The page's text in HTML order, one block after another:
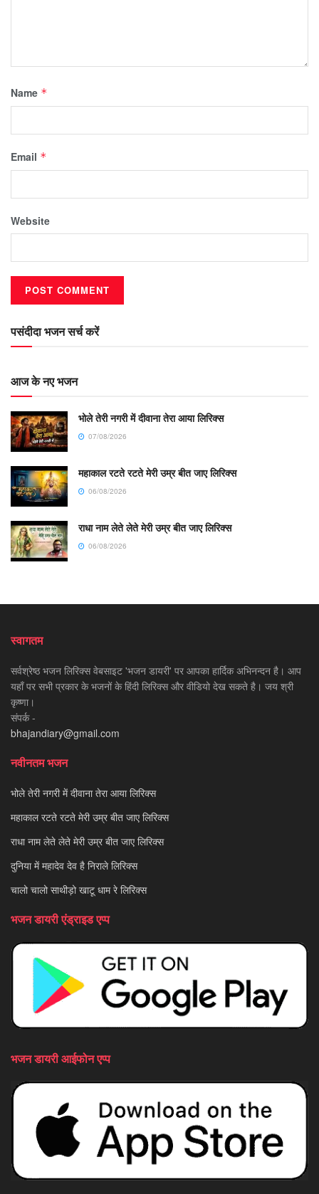
Name *
Email *
Website
पसंदीदा भजन सर्च करें
आज के नए भजन
भोले तेरी नगरी में दीवाना तेरा आया लिरिक्स
07/08/2026
महाकाल रटते रटते मेरी उम्र बीत जाए लिरिक्स
06/08/2026
राधा नाम लेते लेते मेरी उम्र बीत जाए लिरिक्स
06/08/2026
स्वागतम
सर्वश्रेष्ठ भजन लिरिक्स वेबसाइट 'भजन डायरी' पर आपका हार्दिक अभिनन्दन है। आप
यहाँ पर सभी प्रकार के भजनों के हिंदी लिरिक्स और वीडियो देख सकते है। जय श्री
कृष्णा।
संपर्क -
bhajandiary@gmail.com
नवीनतम भजन
भोले तेरी नगरी में दीवाना तेरा आया लिरिक्स
महाकाल रटते रटते मेरी उम्र बीत जाए लिरिक्स
राधा नाम लेते लेते मेरी उम्र बीत जाए लिरिक्स
दुनिया में महादेव देव है निराले लिरिक्स
चालो चालो साथीड़ो खाटू धाम रे लिरिक्स
भजन डायरी एंड्राइड एप्प
भजन डायरी आईफोन एप्प